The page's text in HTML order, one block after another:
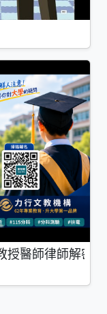
授醫師律師解密